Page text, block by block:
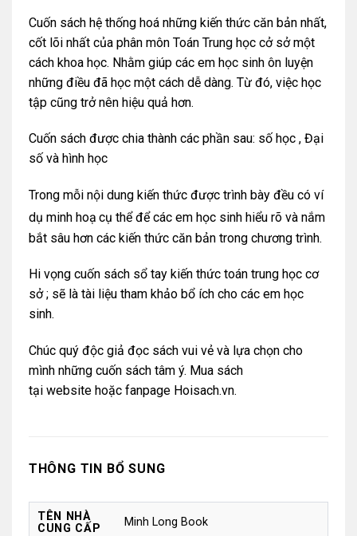
Cuốn sách hệ thống hoá những kiến thức căn bản nhất,
cốt lõi nhất của phân môn Toán Trung học cở sở một
cách khoa học. Nhằm giúp các em học sinh ôn luyện
những điều đã học một cách dễ dàng. Từ đó, việc học
tập cũng trở nên hiệu quả hơn.
Cuốn sách được chia thành các phần sau: số học , Đại
số và hình học
Trong mỗi nội dung kiến thức được trình bày đều có ví
dụ minh hoạ cụ thể để các em học sinh hiểu rõ và nắm
bắt sâu hơn các kiến thức căn bản trong chương trình.
Hi vọng cuốn sách sổ tay kiến thức toán trung học cơ
sở ; sẽ là tài liệu tham khảo bổ ích cho các em học
sinh.
Chúc quý độc giả đọc sách vui vẻ và lựa chọn cho
mình những cuốn sách tâm ý. Mua sách
tại websitehoặc fanpage Hoisach.vn.
THÔNG TIN BỔ SUNG
TÊN NHÀ
CUNG CẤP
Minh Long Book